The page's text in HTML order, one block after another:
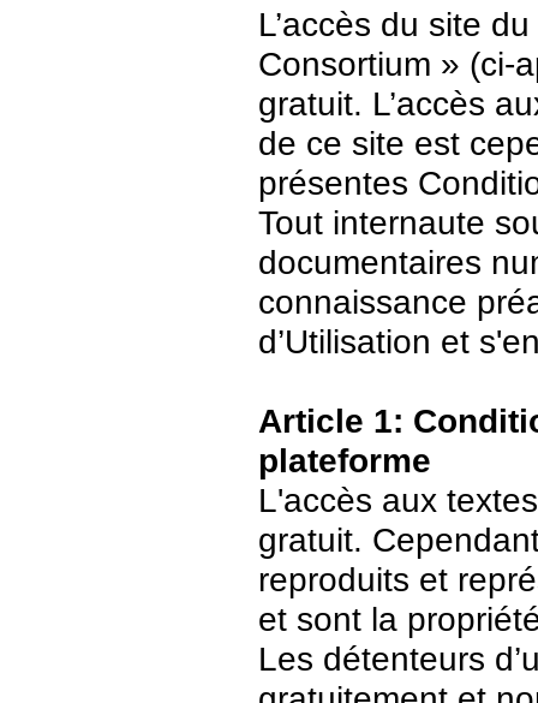
L’accès du site
Consortium » (ci-
gratuit. L’accès
de ce site est
présentes
Tout internaute
documentaires
connaissance
d’Utilisation et
Article 1:
plateforme
L'accès aux
gratuit.
reproduits et
et sont la
Les détenteurs